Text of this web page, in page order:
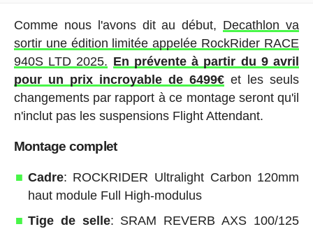
Comme nous l'avons dit au début, Decathlon va
sortir une édition limitée appelée RockRider RACE
940S LTD 2025. En prévente à partir du 9 avril
pour un prix incroyable de 6499€ et les seuls
changements par rapport à ce montage seront qu'il
n'inclut pas les suspensions Flight Attendant.
Montage complet
Cadre: ROCKRIDER Ultralight Carbon 120mm
haut module Full High-modulus
Tige de selle: SRAM REVERB AXS 100/125